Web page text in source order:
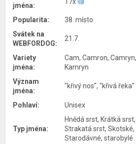
jména:
Popularita:
38. místo
Svátek na
WEBFORDOG:
21.7.
Variety
jména:
Cam, Camron,
Kamryn
Význam
jména:
"křivý nos", "křivá řeka"
Pohlaví: Unisex
Typ jména:
Hnědá srst, Krátká
Strakatá srst, Skotské,
Starodávné, starobylé